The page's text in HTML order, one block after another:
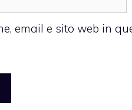
email e sito web in